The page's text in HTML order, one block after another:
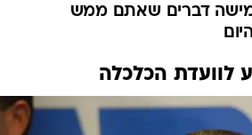
דברים שאתם ממש
לוועדת הכלכלה